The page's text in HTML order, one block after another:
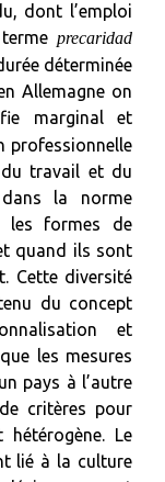
dont l’emploi
precaridad
déterminée
Allemagne on
marginal et
professionnelle
travail et du
la norme
les formes de
quand ils sont
Cette diversité
du concept
et
les mesures
pays à l’autre
critères pour
Le
lié à la culture